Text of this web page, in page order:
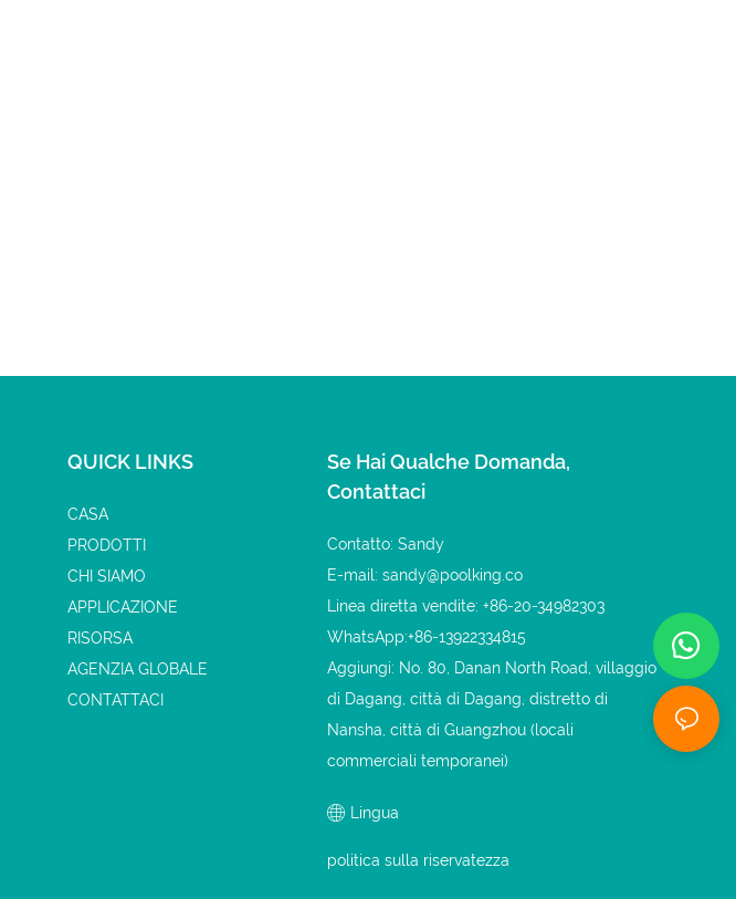
QUICK LINKS
CASA
PRODOTTI
CHI SIAMO
APPLICAZIONE
RISORSA
AGENZIA GLOBALE
CONTATTACI
Se Hai Qualche Domanda,
Contattaci
Contatto: Sandy
E-mail:sandy@poolking.co
Linea diretta vendite: +86-20-34982303
WhatsApp:+86-13922334815
Aggiungi: No. 80, Danan North Road, villaggio
di Dagang, città di Dagang, distretto di
Nansha, città di Guangzhou (locali
commerciali temporanei)
Lingua
politica sulla riservatezza